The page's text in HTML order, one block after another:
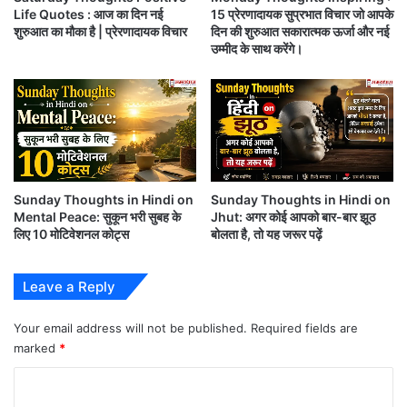
आपको यह खबर कैसी लगी?
अगर आपको यह जानकारी पसंद आई है, तो इसे
अपने WhatsApp दोस्तों के साथ जरूर शेयर
करें।
ऐसी ही और ताज़ा खबरों के लिए 'समयधारा'
#सुप्रभात #सुविचार motivational quotes
0
से
दी
त
Life Quotes : आज का दिन नई
शुरुआत का मौका है | प्रेरणादायक विचार
15 प्रेरणादायक सुप्रभात विचार जो आपके
दिन की शुरुआत सकारात्मक ऊर्जा और नई
उम्मीद के साथ करेंगे।
Sunday Thoughts in Hindi on
Mental Peace: सुकून भरी सुबह के
लिए 10 मोटिवेशनल कोट्स
Sunday Thoughts in Hindi on
Jhut: अगर कोई आपको बार-बार झूठ
बोलता है, तो यह जरूर पढ़ें
Leave a Reply
Your email address will not be published. Required fields are
marked *